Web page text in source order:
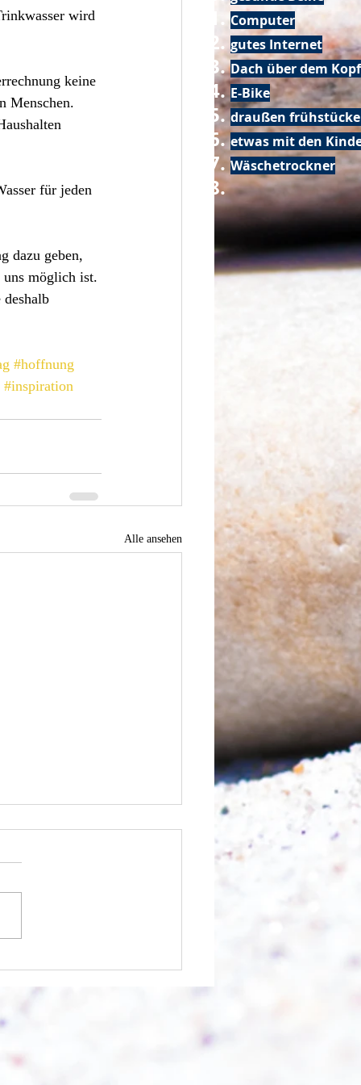
wird
keine
Menschen.
für jeden
dazu geben,
uns möglich ist.
#hoffnung
#inspiration
Alle ansehen
Computer
gutes Internet
Dach über dem Kopf
E-Bike
draußen
etwas mit den
Wäschetrockner